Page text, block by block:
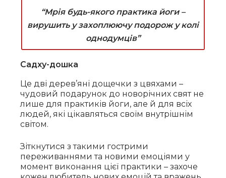
“Мрія будь-якого практика йоги –
вирушить у захоплюючу подорож у колі
однодумців”
Садху-дошка
Це дві дерев’яні дощечки з цвяхами –
чудовий подарунок до новорічних свят не
лише для практиків йоги, але й для всіх
людей, які цікавляться своїм внутрішнім
світом.
Зіткнутися з такими гострими
переживаннями та новими емоціями у
момент виконання цієї практики – захоче